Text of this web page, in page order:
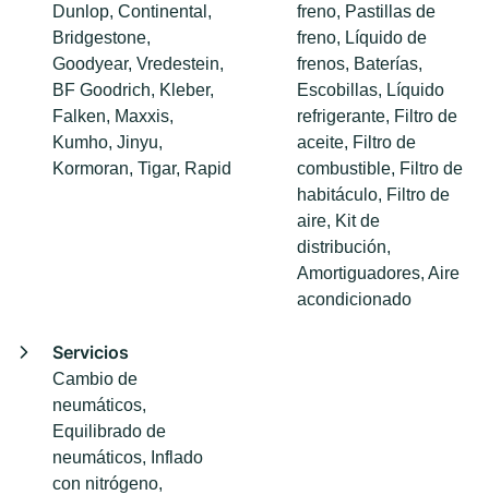
Dunlop, Continental,
Bridgestone,
Goodyear, Vredestein,
BF Goodrich, Kleber,
Falken, Maxxis,
Kumho, Jinyu,
Kormoran, Tigar, Rapid
freno, Pastillas de
freno, Líquido de
frenos, Baterías,
Escobillas, Líquido
refrigerante, Filtro de
aceite, Filtro de
combustible, Filtro de
habitáculo, Filtro de
aire, Kit de
distribución,
Amortiguadores, Aire
acondicionado
Servicios
Cambio de
neumáticos,
Equilibrado de
neumáticos, Inflado
con nitrógeno,